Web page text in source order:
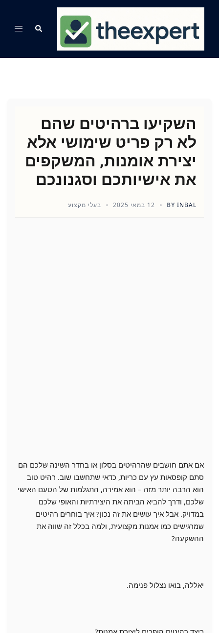
content
Search
Toggle
השקיעו ברהיטים שהם
לא רק פריט שימושי אלא
יצירת אומנות, המשקפים
את אישיותכם וסגנונכם
BY INBAL 12 במאי 2025 בעלי מקצוע
אם אתם חושבים שהרהיטים בסלון או בחדר השינה שלכם הם
סתם קופסאות עץ עם כריות, כדאי שתחשבו שוב. רהיט טוב
הוא הרבה יותר מזה – הוא אמירה, התגלמות של הטעם האישי
שלכם, ודרך להביא הביתה את היצירתיות והאופי שלכם
במדויק. אבל איך עושים את זה נכון? איך בוחרים רהיטים
שמרגישים כמו אמנות מקצועית, ולמה בכלל זה שווה את
ההשקעה?
יאללה, בואו נצלול פנימה.